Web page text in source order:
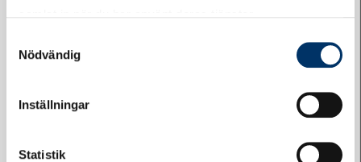
Nödvändig
Inställningar
Statistik